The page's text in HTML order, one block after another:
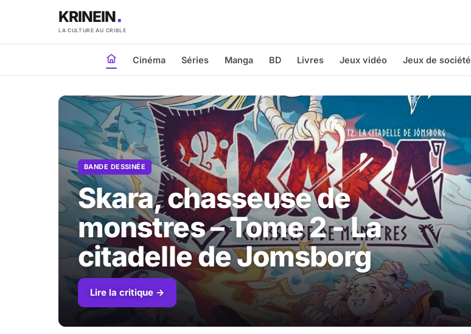
KRINEIN
LA CULTURE AU CRIBLE
Cinéma Séries Manga BD Livres Jeux vidéo Jeux de société
BANDE DESSINÉE
Skara, chasseuse de
monstres – Tome 2 - La
citadelle de Jomsborg
Lire la critique →